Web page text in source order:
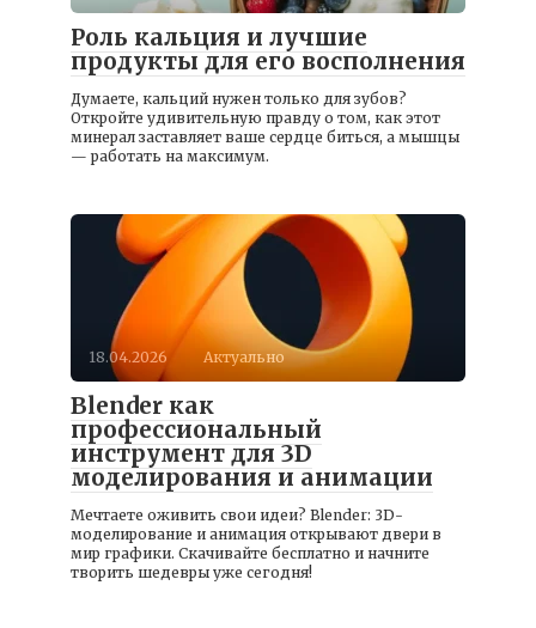
Роль кальция и лучшие
продукты для его восполнения
Думаете, кальций нужен только для зубов?
Откройте удивительную правду о том, как этот
минерал заставляет ваше сердце биться, а мышцы
— работать на максимум.
18.04.2026 Актуально
Blender как
профессиональный
инструмент для 3D
моделирования и анимации
Мечтаете оживить свои идеи? Blender: 3D-
моделирование и анимация открывают двери в
мир графики. Скачивайте бесплатно и начните
творить шедевры уже сегодня!